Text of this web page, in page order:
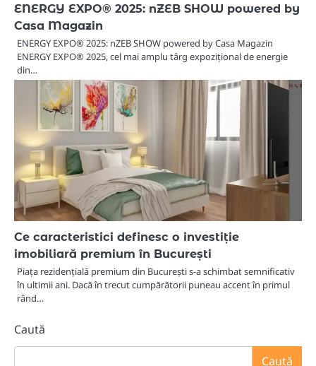
ENERGY EXPO® 2025: nZEB SHOW powered by
Casa Magazin
ENERGY EXPO® 2025: nZEB SHOW powered by Casa Magazin
ENERGY EXPO® 2025, cel mai amplu târg expozițional de energie
din…
Ce caracteristici definesc o investiție
imobiliară premium în București
Piața rezidențială premium din București s-a schimbat semnificativ
în ultimii ani. Dacă în trecut cumpărătorii puneau accent în primul
rând…
Caută
Caută